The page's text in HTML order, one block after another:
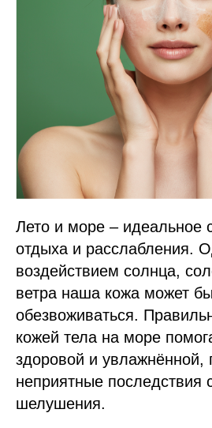
Лето и море – идеальное
отдыха и расслабления.
воздействием солнца,
ветра наша кожа может
обезвоживаться.
кожей тела на море
здоровой и увлажнённой,
неприятные последствия
шелушения.